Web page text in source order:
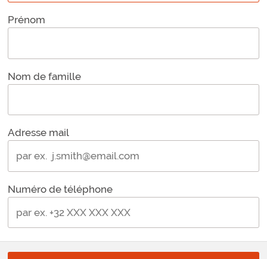
Prénom
Nom de famille
Adresse mail
Numéro de téléphone